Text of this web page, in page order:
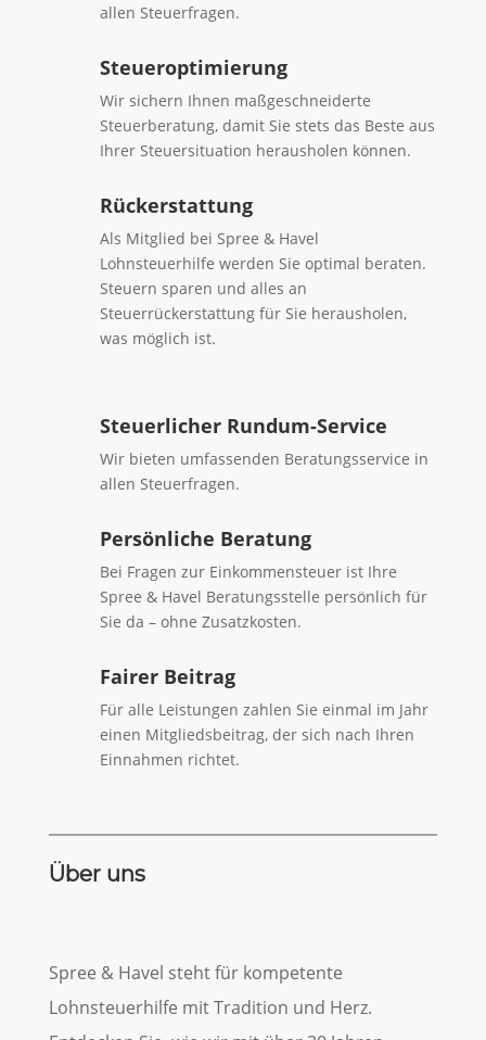
allen Steuerfragen.
Steueroptimierung
Wir sichern Ihnen maßgeschneiderte
Steuerberatung, damit Sie stets das Beste aus
Ihrer Steuersituation herausholen können.
Rückerstattung
Als Mitglied bei Spree & Havel
Lohnsteuerhilfe werden Sie optimal beraten.
Steuern sparen und alles an
Steuerrückerstattung für Sie herausholen,
was möglich ist.
Steuerlicher Rundum-Service
Wir bieten umfassenden Beratungsservice in
allen Steuerfragen.
Persönliche Beratung
Bei Fragen zur Einkommensteuer ist Ihre
Spree & Havel Beratungsstelle persönlich für
Sie da – ohne Zusatzkosten.
Fairer Beitrag
Für alle Leistungen zahlen Sie einmal im Jahr
einen Mitgliedsbeitrag, der sich nach Ihren
Einnahmen richtet.
Über uns
Spree & Havel steht für kompetente
Lohnsteuerhilfe mit Tradition und Herz.